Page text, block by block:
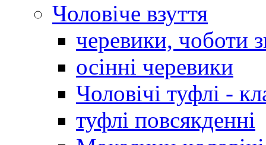
Чоловіче взуття
черевики, чоботи
осінні черевики
Чоловічі туфлі -
туфлі повсякденні